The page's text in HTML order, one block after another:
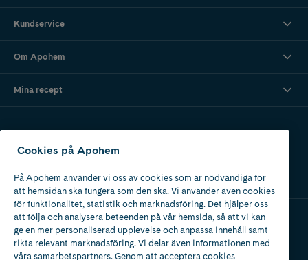
Kundservice
Om Apohem
Mina recept
Ladda ner vår app
Apotek med tillstånd
av Läkemedelsverket
Cookies på Apohem
På Apohem använder vi oss av cookies som är nödvändiga för
att hemsidan ska fungera som den ska. Vi använder även cookies
för funktionalitet, statistik och marknadsföring. Det hjälper oss
att följa och analysera beteenden på vår hemsida, så att vi kan
ge en mer personaliserad upplevelse och anpassa innehåll samt
rikta relevant marknadsföring. Vi delar även informationen med
våra samarbetspartners. Genom att acceptera cookies